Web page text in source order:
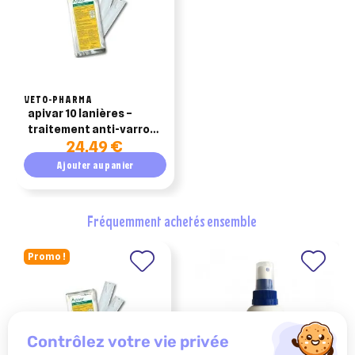
VETO-PHARMA
apivar 10 lanières –
traitement anti-varroa
pour ruche (amitraz)
24,49 €
Ajouter au panier
fréquemment achetés ensemble
Promo !
contrôlez votre vie privée